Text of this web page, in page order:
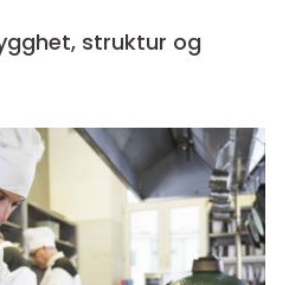
struktur og